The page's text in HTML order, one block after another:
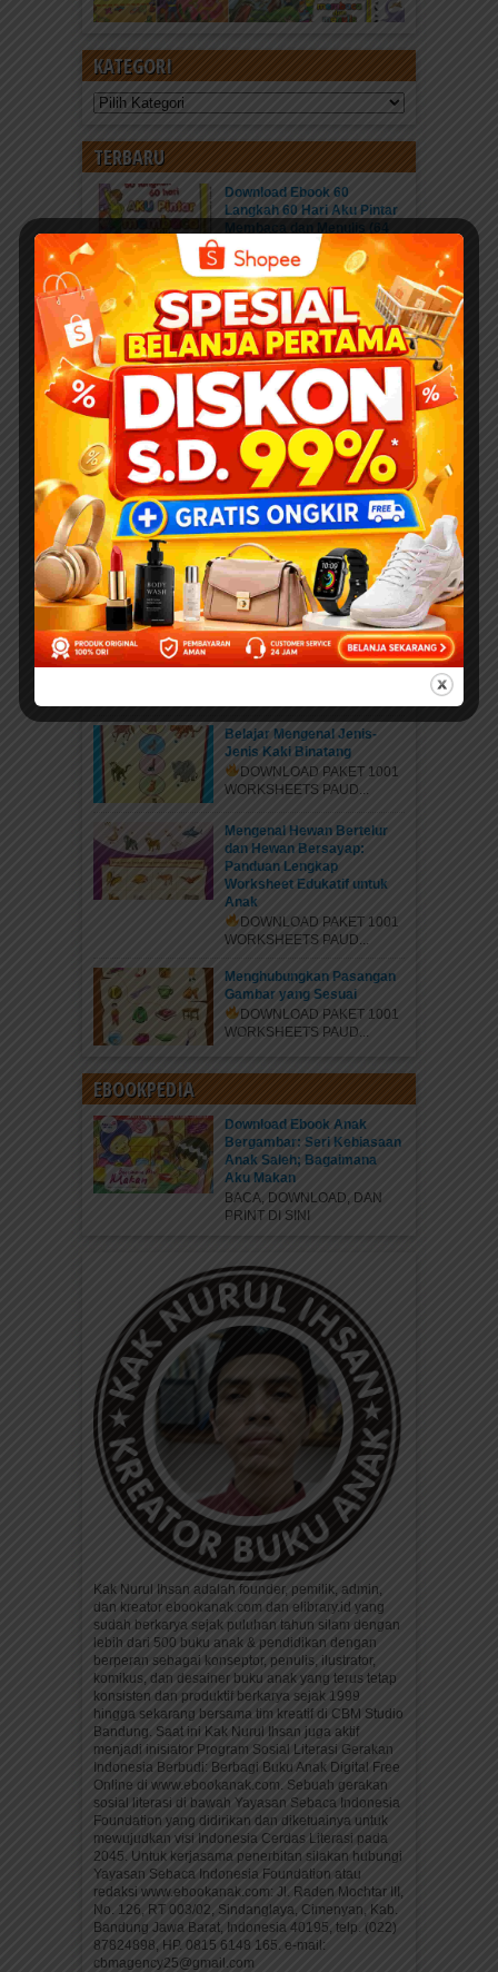
KATEGORI
Kategori
TERBARU
Download Ebook 60
Langkah 60 Hari Aku Pintar
Membaca dan Menulis (64
Halaman)
Baca Ebook Online
Download Ebook PDF 60...
Kisah Menakjubkan 25 Nabi
dan Rasul
Pahala Sedekah jariyah
ebook PDF “Kisah...
Download 400 Judul Ebook
Anak Isi 10+ Ribu Halaman
PDF Karya Kak Nurul Ihsan
DOWNLOAD EBOOK
ANAK DENGAN DONASI...
Daftar Anggota Elibrary.id
Daftar di sini Salam Sahabat
elibrary.id...
Mengenal Jenis Kaki
Binatang: Petualangan Rara
di Hutan Ajaib
Belajar Mengenal Jenis-
Jenis Kaki Binatang
DOWNLOAD PAKET 1001
WORKSHEETS PAUD...
Mengenal Hewan Bertelur
dan Hewan Bersayap:
Panduan Lengkap
Worksheet Edukatif untuk
Anak
DOWNLOAD PAKET 1001
WORKSHEETS PAUD...
Menghubungkan Pasangan
Gambar yang Sesuai
DOWNLOAD PAKET 1001
WORKSHEETS PAUD...
EBOOKPEDIA
Download Ebook Anak
Bergambar: Seri Kebiasaan
Anak Saleh; Bagaimana
Aku Makan
BACA, DOWNLOAD, DAN
PRINT DI SINI
Kak Nurul Ihsan adalah founder, pemilik, admin,
dan kreator ebookanak.com dan elibrary.id yang
sudah berkarya sejak puluhan tahun silam dengan
lebih dari 500 buku anak & pendidikan dengan
berperan sebagai konseptor, penulis, ilustrator,
komikus, dan desainer buku anak yang terus tetap
konsisten dan produktif berkarya sejak 1999
hingga sekarang bersama tim kreatif di CBM Studio
Bandung. Saat ini Kak Nurul Ihsan juga aktif
menjadi inisiator Program Sosial Literasi Gerakan
Indonesia Berbudi: Berbagi Buku Anak Digital Free
Online di www.ebookanak.com. Sebuah gerakan
sosial literasi di bawah Yayasan Sebaca Indonesia
Foundation yang didirikan dan diketuainya untuk
mewujudkan visi Indonesia Cerdas Literasi pada
2045. Untuk kerjasama penerbitan silakan hubungi
Yayasan Sebaca Indonesia Foundation atau
redaksi www.ebookanak.com: Jl. Raden Mochtar III,
No. 126, RT 003/02, Sindanglaya, Cimenyan, Kab.
Bandung Jawa Barat, Indonesia 40195, telp. (022)
87824898, HP. 0815 6148 165. e-mail:
cbmagency25@gmail.com